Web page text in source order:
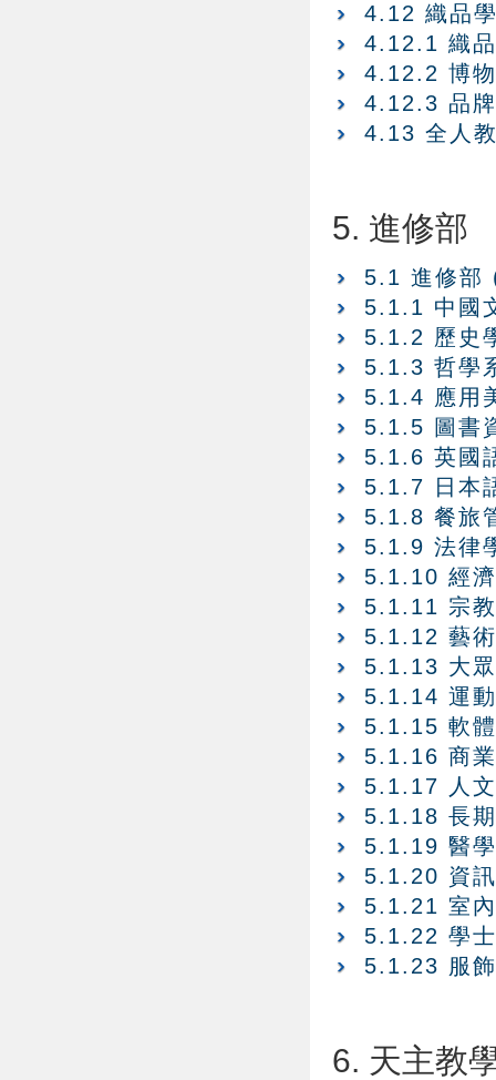
4.12 織品
4.12.1 織
4.12.2 博
4.12.3 品
4.13 全人
5. 進修部
5.1 進修部
5.1.1 中國
5.1.2 歷史
5.1.3 哲學
5.1.4 應用
5.1.5 圖書
5.1.6 英國
5.1.7 日本
5.1.8 餐旅
5.1.9 法律
5.1.10 經
5.1.11 宗
5.1.12 藝
5.1.13 大
5.1.14 運
5.1.15 軟
5.1.16 商
5.1.17 人
5.1.18 長
5.1.19 醫
5.1.20 資
5.1.21 室
5.1.22 學
5.1.23 服
6. 天主教